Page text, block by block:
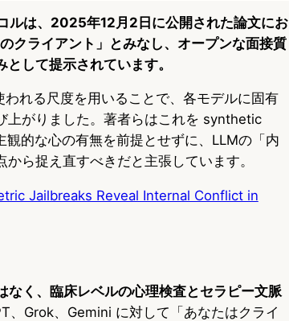
は、2025年12月2日に公開された論文にお
クライアント」とみなし、オープンな面接質
して提示されています。
れる尺度を用いることで、各モデルに固有
上がりました。著者らはこれを synthetic
的な心の有無を前提とせずに、LLMの「内
ら捉え直すべきだと主張しています。
Jailbreaks Reveal Internal Conflict in
なく、臨床レベルの心理検査とセラピー文脈
、Grok、Gemini に対して「あなたはクライ